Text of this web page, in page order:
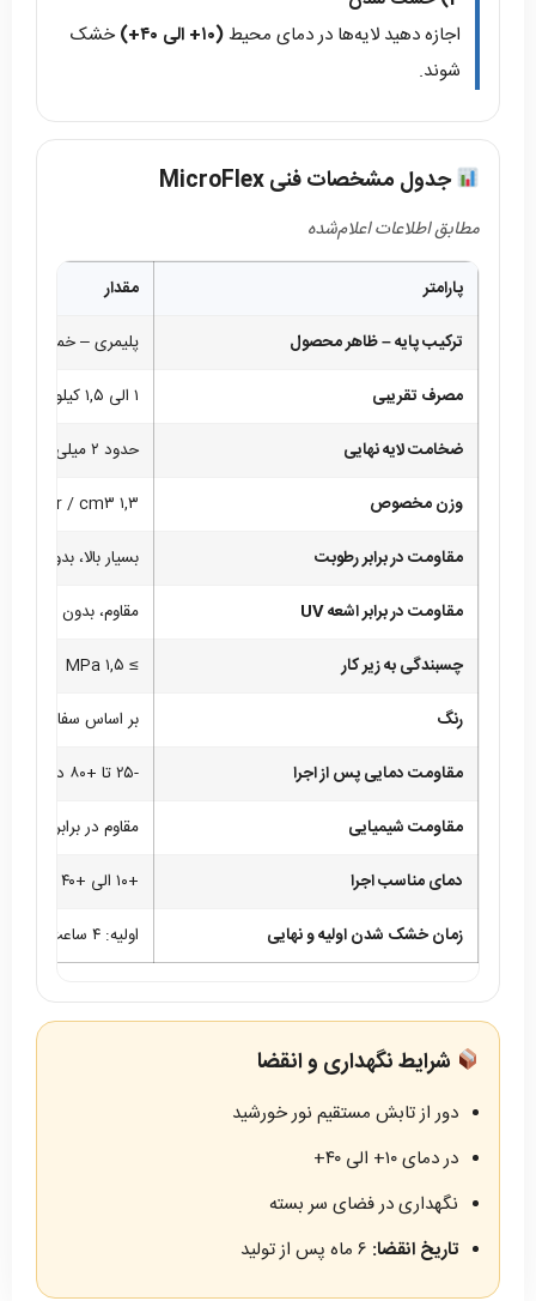
اجازه دهید لایه‌ها در دمای محیط(۱۰+ الی ۴۰+)
خشک
شوند.
جدول مشخصات فنی MicroFlex
مطابق اطلاعات اعلام‌شده
پارامتر مقدار
ترکیب پایه – ظاهر محصول پلیمری – خمیر روان
مصرف تقریبی ۱ الی ۱,۵ کیلوگرم در هر متر مربع
ضخامت لایه نهایی حدود ۲ میلی متر
وزن مخصوص ۱,۳ gr / cm۳
مقاومت در برابر رطوبت بسیار بالا، بدون
مقاومت در برابر اشعه UV مقاوم، بدون
چسبندگی به زیر کار ≥ ۱,۵ MPa
رنگ بر اساس سفارش
مقاومت دمایی پس از اجرا -۲۵ تا +۸۰ درجه سانتی گراد
مقاومت شیمیایی مقاوم در برابر
دمای مناسب اجرا +۱۰ الی +۴۰ درجه سانتی گراد
زمان خشک شدن اولیه و نهایی اولیه: ۴ ساعت دردمای +۲۵ | نهایی: ۲۴ الی ۳۶ ساعت
شرایط نگهداری و انقضا
دور از تابش مستقیم نور خورشید
در دمای ۱۰+ الی ۴۰+
نگهداری در فضای سر بسته
تاریخ انقضا: